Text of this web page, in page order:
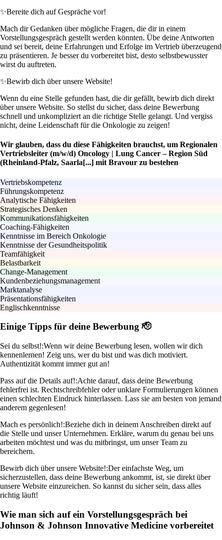
✨Bereite dich auf Gespräche vor!
Mach dir Gedanken über mögliche Fragen, die dir in einem
Vorstellungsgespräch gestellt werden könnten. Übe deine Antworten
und sei bereit, deine Erfahrungen und Erfolge im Vertrieb überzeugend
zu präsentieren. Je besser du vorbereitet bist, desto selbstbewusster
wirst du auftreten.
✨Bewirb dich über unsere Website!
Wenn du eine Stelle gefunden hast, die dir gefällt, bewirb dich direkt
über unsere Website. So stellst du sicher, dass deine Bewerbung
schnell und unkompliziert an die richtige Stelle gelangt. Und vergiss
nicht, deine Leidenschaft für die Onkologie zu zeigen!
Wir glauben, dass du diese Fähigkeiten brauchst, um Regionalen
Vertriebsleiter (m/w/d) Oncology | Lung Cancer – Region Süd
(Rheinland-Pfalz, Saarla[...] mit Bravour zu bestehen
Vertriebskompetenz
Führungskompetenz
Analytische Fähigkeiten
Strategisches Denken
Kommunikationsfähigkeiten
Coaching-Fähigkeiten
Kenntnisse im Bereich Onkologie
Kenntnisse der Gesundheitspolitik
Teamfähigkeit
Belastbarkeit
Change-Management
Kundenbeziehungsmanagement
Marktanalyse
Präsentationsfähigkeiten
Englischkenntnisse
Einige Tipps für deine Bewerbung 🫡
Sei du selbst!:Wenn wir deine Bewerbung lesen, wollen wir dich
kennenlernen! Zeig uns, wer du bist und was dich motiviert.
Authentizität kommt immer gut an!
Pass auf die Details auf!:Achte darauf, dass deine Bewerbung
fehlerfrei ist. Rechtschreibfehler oder unklare Formulierungen können
einen schlechten Eindruck hinterlassen. Lass sie am besten von jemand
anderem gegenlesen!
Mach es persönlich!:Beziehe dich in deinem Anschreiben direkt auf
die Stelle und unser Unternehmen. Erkläre, warum du genau bei uns
arbeiten möchtest und was du mitbringst, um unser Team zu
bereichern.
Bewirb dich über unsere Website!:Der einfachste Weg, um
sicherzustellen, dass deine Bewerbung ankommt, ist, sie direkt über
unsere Website einzureichen. So kannst du sicher sein, dass alles
richtig läuft!
Wie man sich auf ein Vorstellungsgespräch bei
Johnson & Johnson Innovative Medicine vorbereitet